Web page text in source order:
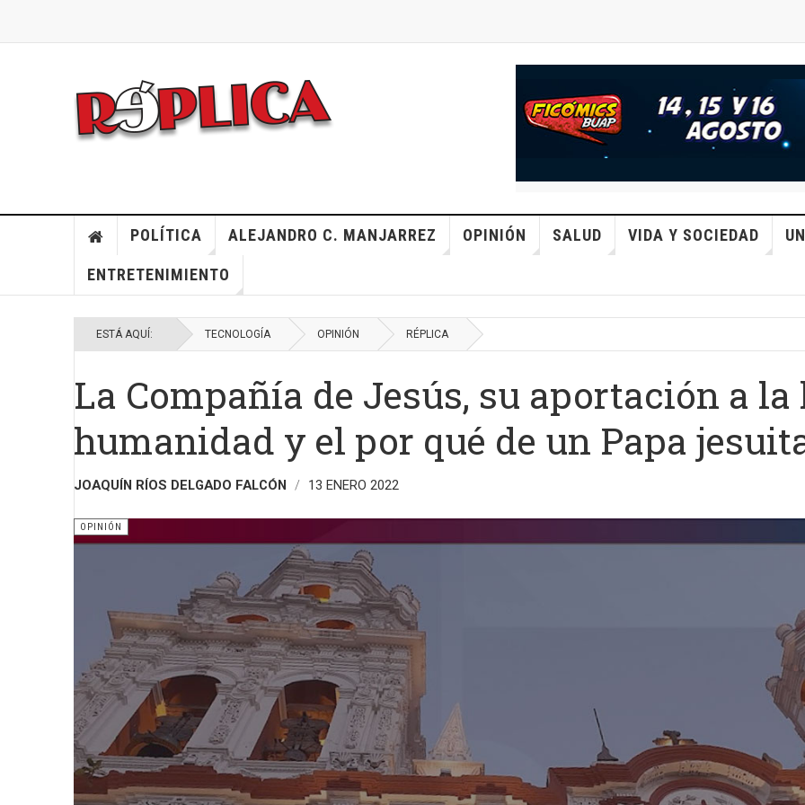
POLÍTICA ALEJANDRO C. MANJARREZ OPINIÓN SALUD VIDA Y SOCIEDAD
ENTRETENIMIENTO
ESTÁ AQUÍ: TECNOLOGÍA OPINIÓN RÉPLICA
La Compañía de Jesús, su aportación a
humanidad y el por qué de un Papa
JOAQUÍN RÍOS DELGADO FALCÓN 13 ENERO 2022
OPINIÓN